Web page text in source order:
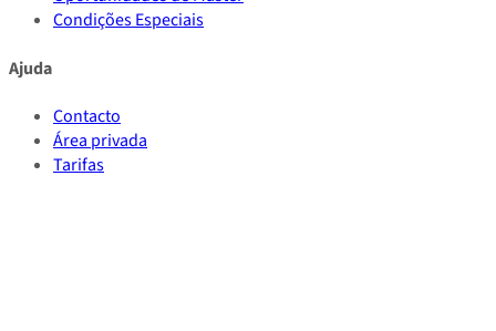
Condições Especiais
Ajuda
Contacto
Área privada
Tarifas